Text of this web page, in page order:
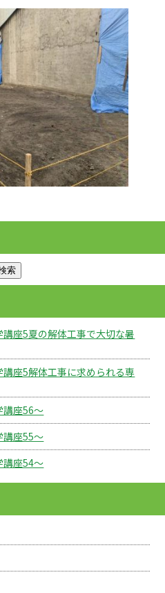
座5夏の解体工事で大切な暑
座5解体工事に求められる専
講座56～
講座55～
講座54～